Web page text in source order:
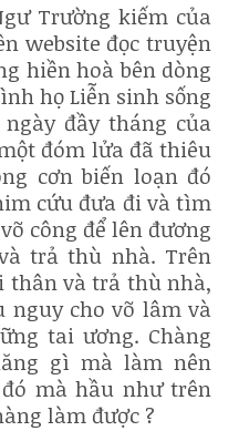
Trường kiếm của
website đọc truyện
hiền hoà bên dòng
họ Liễn sinh sống
đầy tháng của
đóm lửa đã thiêu
cơn biến loạn đó
cứu đưa đi và tìm
công để lên đương
trả thù nhà. Trên
thân và trả thù nhà,
nguy cho võ lâm và
tai ương. Chàng
gì mà làm nên
mà hầu như trên
làm được ?